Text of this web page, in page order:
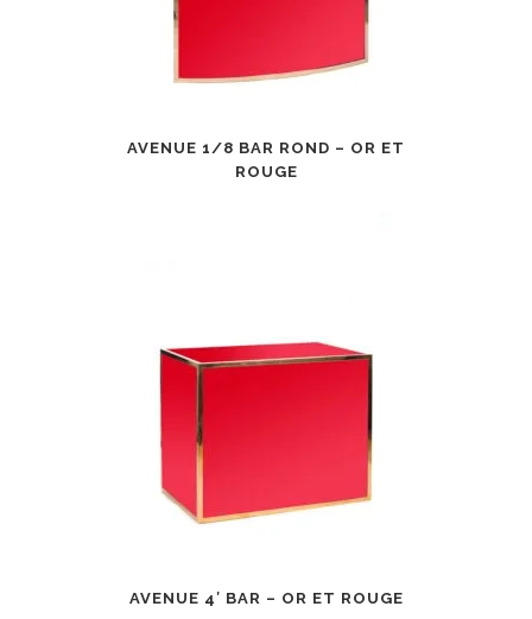
AVENUE 1/8 BAR ROND – OR ET
ROUGE
AVENUE 4′ BAR – OR ET ROUGE